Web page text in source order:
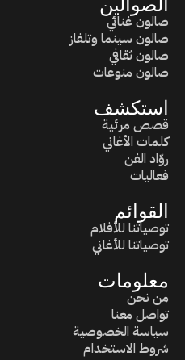
صالون غنائي
صالون سينما وتلفاز
صالون ثقافي
صالون منوعات
استكشف
قصص مرئية
كلمات الأغاني
روّاد الفن
فعاليات
القوائم
توصياتنا للأفلام
توصياتنا للأغاني
معلومات
من نحن
تواصل معنا
سياسة الخصوصية
شروط الاستخدام